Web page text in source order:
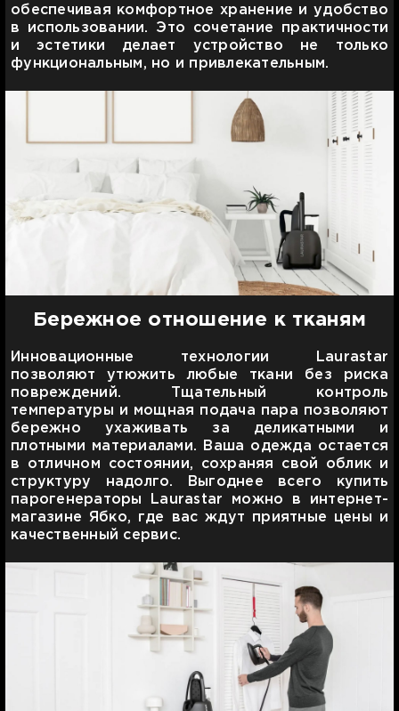
обеспечивая комфортное хранение и удобство
в использовании. Это сочетание практичности
и эстетики делает устройство не только
функциональным, но и привлекательным.
Бережное отношение к тканям
Инновационные технологии Laurastar
позволяют утюжить любые ткани без риска
повреждений. Тщательный контроль
температуры и мощная подача пара позволяют
бережно ухаживать за деликатными и
плотными материалами. Ваша одежда остается
в отличном состоянии, сохраняя свой облик и
структуру надолго. Выгоднее всего купить
парогенераторы Laurastar можно в интернет-
магазине Ябко, где вас ждут приятные цены и
качественный сервис.